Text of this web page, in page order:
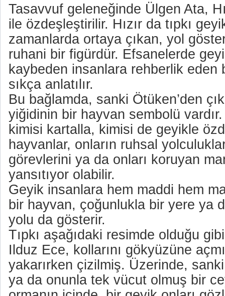
Tasavvuf geleneğinde Ülgen Ata,
ile özdeşleştirilir. Hızır da tıpkı
zamanlarda ortaya çıkan, yol
ruhani bir figürdür. Efsanelerde
kaybeden insanlara rehberlik eden
sıkça anlatılır.
Bu bağlamda, sanki Ötüken’den
yiğidinin bir hayvan sembolü
kimisi kartalla, kimisi de geyikle
hayvanlar, onların ruhsal
görevlerini ya da onları koruyan
yansıtıyor olabilir.
Geyik insanlara hem maddi hem
bir hayvan, çoğunlukla bir yere ya
yolu da gösterir.
Tıpkı aşağıdaki resimde olduğu
Ilduz Ece, kollarını gökyüzüne
yakarırken çizilmiş. Üzerinde,
ya da onunla tek vücut olmuş bir